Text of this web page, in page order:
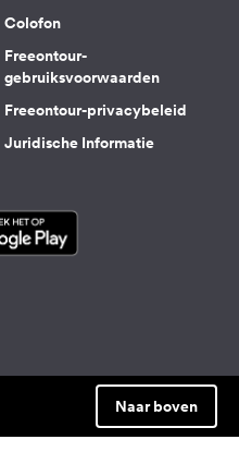
Colofon
Freeontour-
gebruiksvoorwaarden
Freeontour-privacybeleid
Juridische Informatie
Naar boven